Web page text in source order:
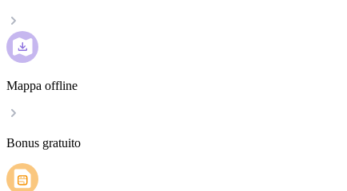
Mappa offline
Bonus gratuito